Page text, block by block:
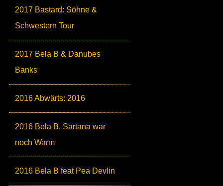
2017 Bastard: Söhne &
Schwestern Tour
2017 Bela B & Danubes
Banks
2016 Abwärts: 2016
2016 Bela B. Sartana war
noch Warm
2016 Bela B feat Pea Devlin